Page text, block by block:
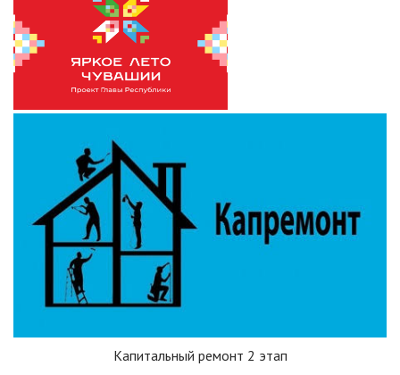
Капитальный ремонт 2 этап